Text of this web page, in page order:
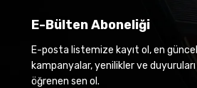
E-Bülten Aboneliği
E-posta listemize kayıt ol, en güncel
kampanyalar, yenilikler ve duyuruları
öğrenen sen ol.